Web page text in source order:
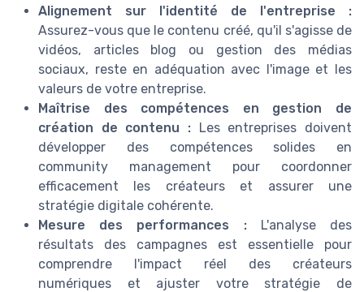
Alignement sur l'identité de l'entreprise :
Assurez-vous que le contenu créé, qu'il s'agisse de
vidéos, articles blog ou gestion des médias
sociaux, reste en adéquation avec l'image et les
valeurs de votre entreprise.
Maîtrise des compétences en gestion de
création de contenu : Les entreprises doivent
développer des compétences solides en
community management pour coordonner
efficacement les créateurs et assurer une
stratégie digitale cohérente.
Mesure des performances :L'analyse des
résultats des campagnes est essentielle pour
comprendre l'impact réel des créateurs
numériques et ajuster votre stratégie de